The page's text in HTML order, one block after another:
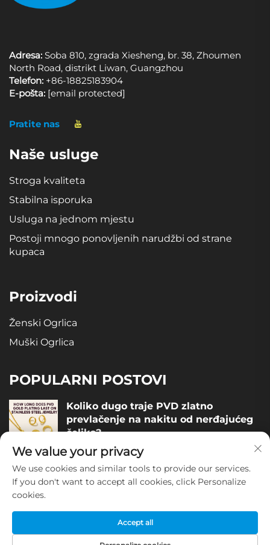
Adresa: Soba 810, zgrada Xiesheng, br. 38, Zhoumen
North Road, distrikt Liwan, Guangzhou
Telefon: +86-18825183904
E-pošta: [email protected]
Pratite nas
Naše usluge
Stroga kvaliteta
Stabilna isporuka
Usluga na jednom mjestu
Postoji mnogo ponovljenih narudžbi od strane
kupaca
Proizvodi
Ženski Ogrlica
Muški Ogrlica
POPULARNI POSTOVI
Koliko dugo traje PVD zlatno
prevlačenje na nakitu od nerđajućeg
čelika?
December 05, 2025
Kako procijeniti kvalitetu nakita od
December 04, 2025
We value your privacy
We use cookies and similar tools to provide our services.
If you don't want to accept all cookies, click Personalize
cookies.
Accept all